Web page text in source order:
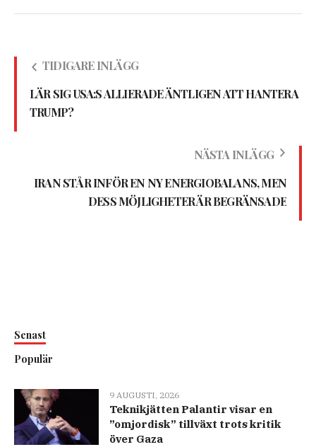
TIDIGARE INLÄGG
LÄR SIG USA:S ALLIERADE ÄNTLIGEN ATT HANTERA
TRUMP?
NÄSTA INLÄGG
IRAN STÅR INFÖR EN NY ENERGIOBALANS, MEN
DESS MÖJLIGHETER ÄR BEGRÄNSADE
Senast
Populär
9 AUGUSTI, 2026
Teknikjätten Palantir visar en
”omjordisk” tillväxt trots kritik
över Gaza